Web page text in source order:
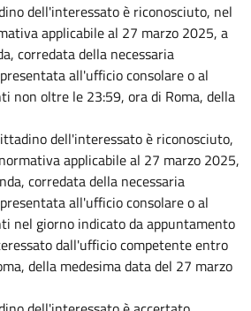
dell'interessato è riconosciuto, nel
applicabile al 27 marzo 2025, a
corredata della necessaria
all'ufficio consolare o al
non oltre le 23:59, ora di Roma, della
dell'interessato è riconosciuto,
applicabile al 27 marzo 2025,
corredata della necessaria
all'ufficio consolare o al
nel giorno indicato da appuntamento
dall'ufficio competente entro
della medesima data del 27 marzo